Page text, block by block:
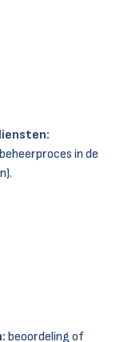
in de
beoordeling of